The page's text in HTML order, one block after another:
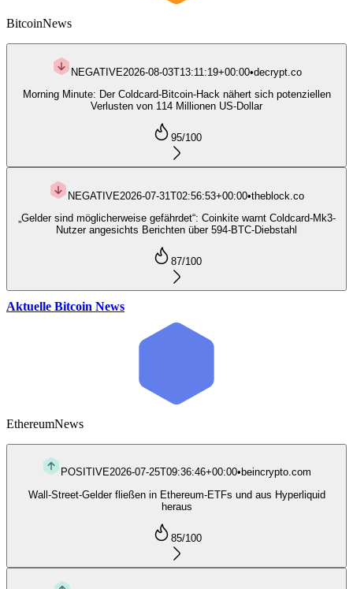
BitcoinNews
NEGATIVE2026-08-03T13:11:19+00:00•decrypt.co
Morning Minute: Der Coldcard-Bitcoin-Hack nähert sich potenziellen
Verlusten von 114 Millionen US-Dollar
95/100
NEGATIVE2026-07-31T02:56:53+00:00•theblock.co
„Gelder sind möglicherweise gefährdet“: Coinkite warnt Coldcard-Mk3-
Nutzer angesichts Berichten über 594-BTC-Diebstahl
87/100
Aktuelle Bitcoin News
EthereumNews
POSITIVE2026-07-25T09:36:46+00:00• beincrypto.com
Wall-Street-Gelder fließen in Ethereum-ETFs und aus Hyperliquid
heraus
85/100